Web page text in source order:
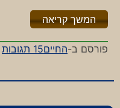
המשך קריאה"%s"
פורסם ב-החיים15 תגובות